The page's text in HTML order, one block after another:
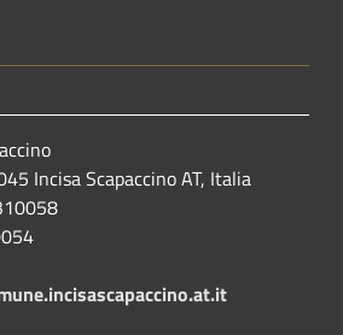
Incisa Scapaccino AT, Italia